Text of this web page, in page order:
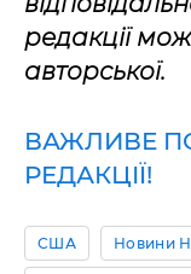
редакції
авторської.
ВАЖЛИВЕ
РЕДАКЦІЇ!
США Новини